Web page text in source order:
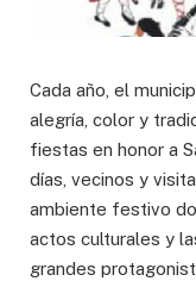
Cada año, el
alegría, color y
fiestas en honor a
días, vecinos y
ambiente festivo
actos culturales y
grandes